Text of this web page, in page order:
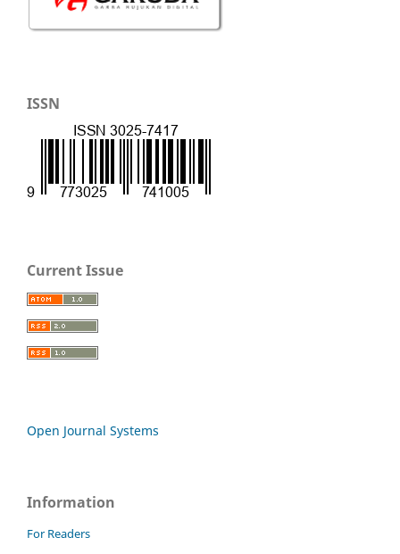
ISSN
Current Issue
Open Journal Systems
Information
For Readers